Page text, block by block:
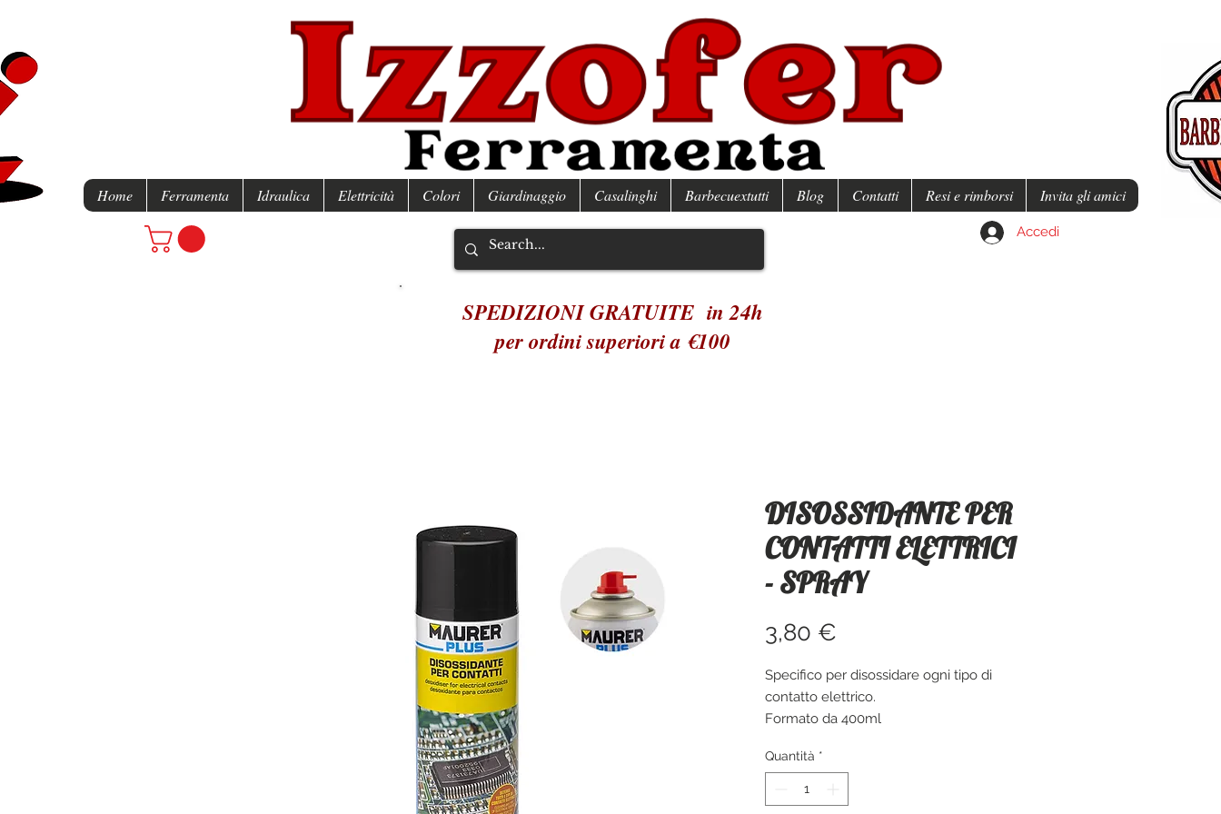
Home Ferramenta Idraulica Elettricità Colori Giardinaggio Casalinghi Barbecuextutti Blog Contatti Resi e rimborsi Invita gli amici
Accedi
SPEDIZIONI GRATUITE in 24h
per ordini superiori a €100
DISOSSIDANTE PER
CONTATTI ELETTRICI
- SPRAY
3,80 €
Specifico per disossidare ogni tipo di
contatto elettrico.
Formato da 400ml
Quantità *